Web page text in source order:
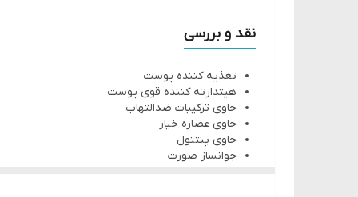
حاوی ترکیبات ضدالتهاب
حاوی عصاره خیار
حاوی پنتنول
جوانساز صورت
رفع کننده خطوط ریز صورت
تسکین دهنده پوست
نقد و بررسی
تغذیه کننده پوست
هیتدارته کننده قوی پوست
حاوی ترکیبات ضدالتهاب
حاوی عصاره خیار
حاوی پنتنول
جوانساز صورت
رفع کننده خطوط ریز صورت